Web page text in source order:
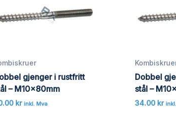
gjenger i rustfritt
– M10x80mm
kr inkl. Mva
Dobbel
stål –
34.00 kr